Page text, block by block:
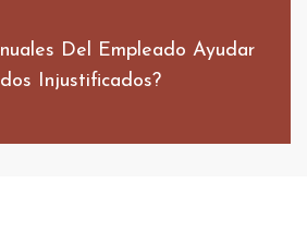
Del Empleado Ayudar
Injustificados?